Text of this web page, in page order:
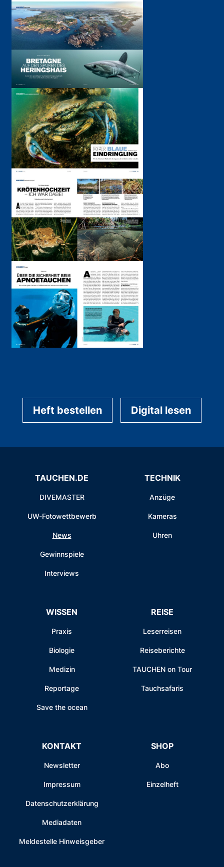
Heft bestellen Digital lesen
TAUCHEN.DE
DIVEMASTER
UW-Fotowettbewerb
News
Gewinnspiele
Interviews
TECHNIK
Anzüge
Kameras
Uhren
WISSEN
Praxis
Biologie
Medizin
Reportage
Save the ocean
REISE
Leserreisen
Reiseberichte
TAUCHEN on Tour
Tauchsafaris
KONTAKT
Newsletter
Impressum
Datenschutzerklärung
Mediadaten
Meldestelle Hinweisgeber
SHOP
Abo
Einzelheft